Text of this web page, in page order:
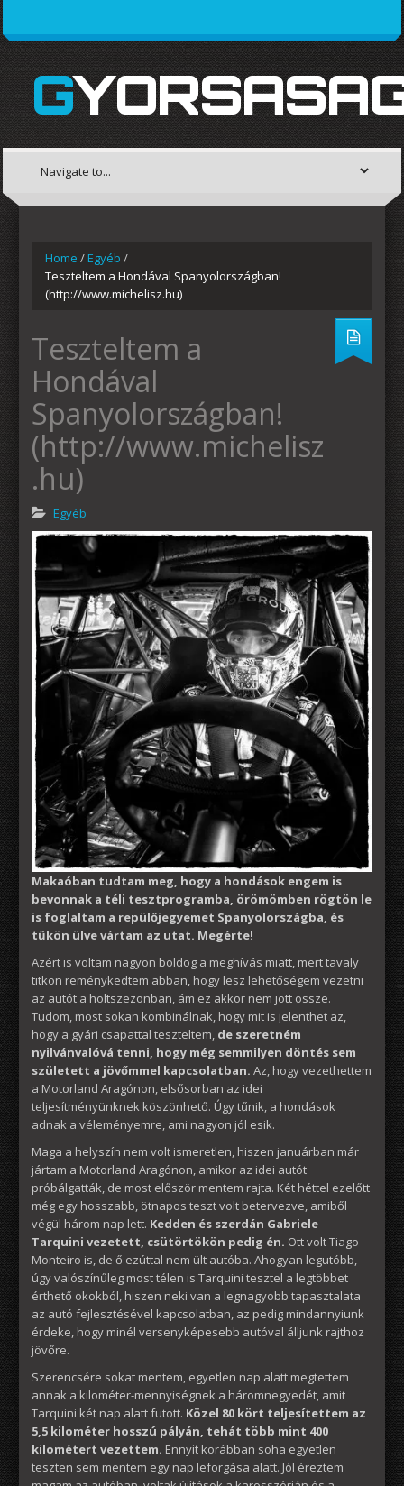
Home /Egyéb /
Teszteltem a Hondával Spanyolországban!
(http://www.michelisz.hu)
Teszteltem a
Hondával
Spanyolországban!
(http://www.michelisz
.hu)
Egyéb
Makaóban tudtam meg, hogy a hondások engem is
bevonnak a téli tesztprogramba, örömömben rögtön le
is foglaltam a repülőjegyemet Spanyolországba, és
tűkön ülve vártam az utat. Megérte!
Azért is voltam nagyon boldog a meghívás miatt, mert tavaly
titkon reménykedtem abban, hogy lesz lehetőségem vezetni
az autót a holtszezonban, ám ez akkor nem jött össze.
Tudom, most sokan kombinálnak, hogy mit is jelenthet az,
hogy a gyári csapattal teszteltem, de szeretném
nyilvánvalóvá tenni, hogy még semmilyen döntés sem
született a jövőmmel kapcsolatban. Az, hogy vezethettem
a Motorland Aragónon, elsősorban az idei
teljesítményünknek köszönhető. Úgy tűnik, a hondások
adnak a véleményemre, ami nagyon jól esik.
Maga a helyszín nem volt ismeretlen, hiszen januárban már
jártam a Motorland Aragónon, amikor az idei autót
próbálgatták, de most először mentem rajta. Két héttel ezelőtt
még egy hosszabb, ötnapos teszt volt betervezve, amiből
végül három nap lett. Kedden és szerdán Gabriele
Tarquini vezetett, csütörtökön pedig én. Ott volt Tiago
Monteiro is, de ő ezúttal nem ült autóba. Ahogyan legutóbb,
úgy valószínűleg most télen is Tarquini tesztel a legtöbbet
érthető okokból, hiszen neki van a legnagyobb tapasztalata
az autó fejlesztésével kapcsolatban, az pedig mindannyiunk
érdeke, hogy minél versenyképesebb autóval álljunk rajthoz
jövőre.
Szerencsére sokat mentem, egyetlen nap alatt megtettem
annak a kilométer-mennyiségnek a háromnegyedét, amit
Tarquini két nap alatt futott. Közel 80 kört teljesítettem az
5,5 kilométer hosszú pályán, tehát több mint 400
kilométert vezettem. Ennyit korábban soha egyetlen
teszten sem mentem egy nap leforgása alatt. Jól éreztem